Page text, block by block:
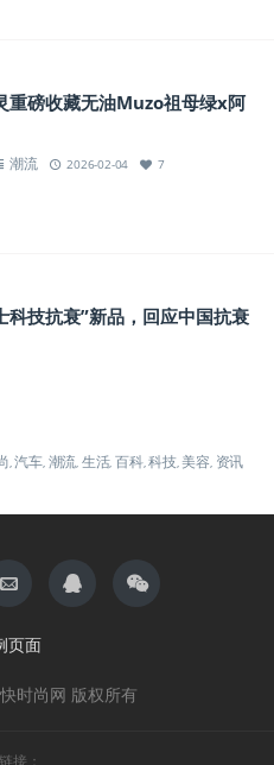
重磅收藏无油Muzo祖母绿x阿
潮流 2026-02-04 7
科技抗衰”新品，回应中国抗衰
,汽车, 潮流, 生活, 百科,科技,美容, 资讯
页面
时尚网 版权所有